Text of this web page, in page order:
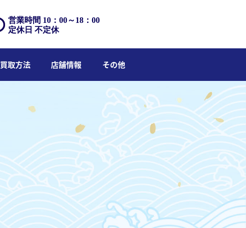
営業時間 10：00～18：00
定休日 不定休
買取方法 店舗情報 その他